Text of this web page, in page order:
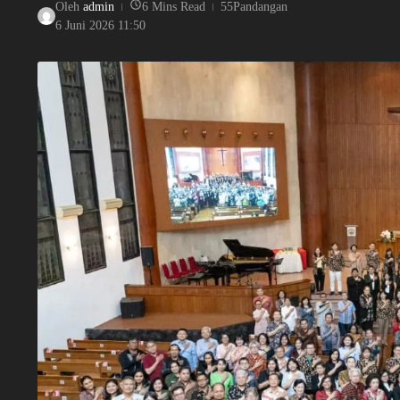
Oleh admin 6 Mins Read
55Pandangan
6 Juni 2026 11:50